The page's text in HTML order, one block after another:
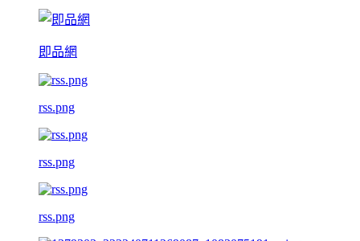
即品網
rss.png
rss.png
rss.png